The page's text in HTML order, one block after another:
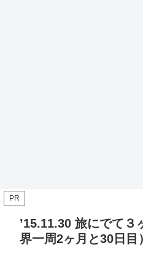
PR
’15.11.30 旅にでて３
界一周2ヶ月と30日目）